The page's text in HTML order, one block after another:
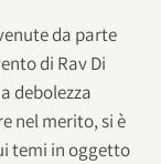
da parte
di Rav Di
debolezza
nel merito, si è
temi in oggetto